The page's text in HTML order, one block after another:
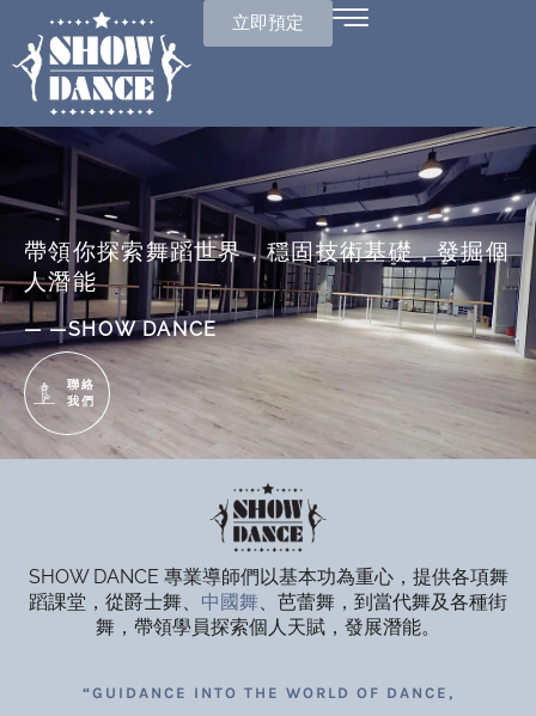
立即預定
帶領你探索舞蹈世界，穩固技術基礎，發掘個
人潛能
— —SHOW DANCE
聯絡
我們
SHOW DANCE 專業導師們以基本功為重心，提供各項舞
蹈課堂，從爵士舞、 中國舞、芭蕾舞，到當代舞及各種街
舞，帶領學員探索個人天賦，發展潛能。
“GUIDANCE INTO THE WORLD OF DANCE,